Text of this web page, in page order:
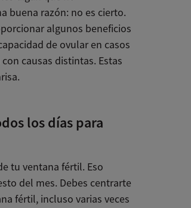
buena razón: no es cierto.
algunos beneficios
de ovular en casos
causas distintas. Estas
los días para
tu ventana fértil. Eso
del mes. Debes centrarte
fértil, incluso varias veces